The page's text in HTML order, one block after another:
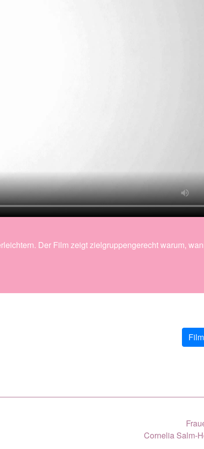
Der Film zeigt zielgruppengerecht warum,
Cornelia Salm-